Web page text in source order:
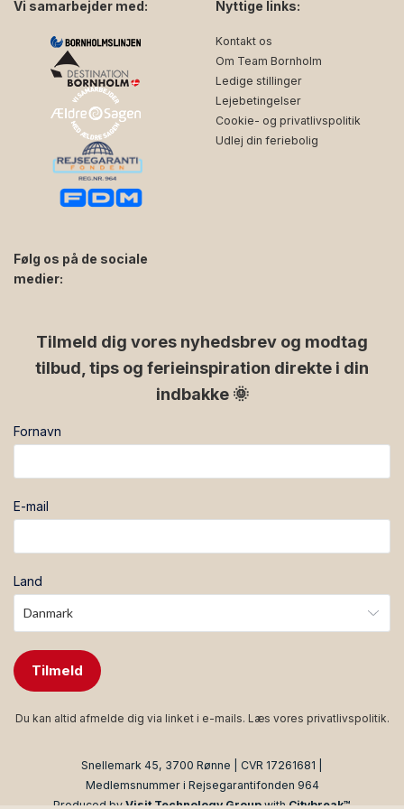
Vi samarbejder med:
Følg os på de sociale
medier:
Nyttige links:
Kontakt os
Om Team Bornholm
Ledige stillinger
Lejebetingelser
Cookie- og privatlivspolitik
Udlej din feriebolig
Tilmeld dig vores nyhedsbrev og modtag
tilbud, tips og ferieinspiration direkte i din
indbakke 🌞
Fornavn
E-mail
Land
Tilmeld
Du kan altid afmelde dig via linket i e-mails. Læs vores privatlivspolitik.
Snellemark 45, 3700 Rønne | CVR 17261681 |
Medlemsnummer i Rejsegarantifonden 964
Produced by Visit Technology Group with Citybreak™